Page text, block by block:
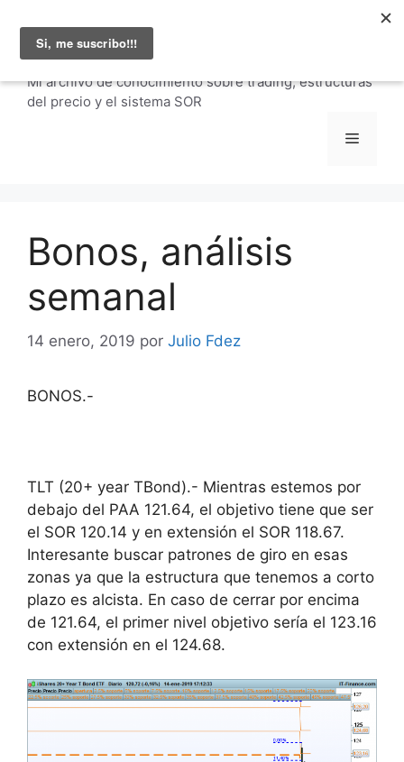
contenido
Julio Fernández |
carteraglobal.com
Mi archivo de conocimiento sobre trading, estructuras
del precio y el sistema SOR
Menú
Bonos, análisis
semanal
14 enero, 2019 por Julio Fdez
BONOS.-
TLT (20+ year TBond).- Mientras estemos por
debajo del PAA 121.64, el objetivo tiene que ser
el SOR 120.14 y en extensión el SOR 118.67.
Interesante buscar patrones de giro en esas
zonas ya que la estructura que tenemos a corto
plazo es alcista. En caso de cerrar por encima
de 121.64, el primer nivel objetivo sería el 123.16
con extensión en el 124.68.